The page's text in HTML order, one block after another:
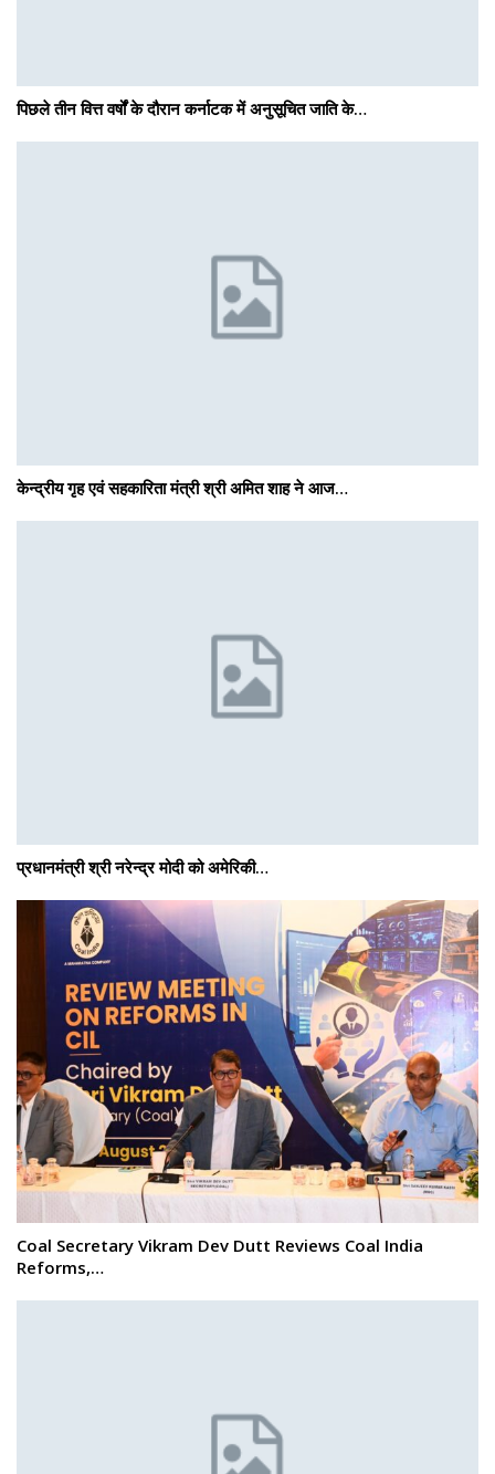
पिछले तीन वित्त वर्षों के दौरान कर्नाटक में अनुसूचित जाति के…
केन्द्रीय गृह एवं सहकारिता मंत्री श्री अमित शाह ने आज…
प्रधानमंत्री श्री नरेन्‍द्र मोदी को अमेरिकी…
Coal Secretary Vikram Dev Dutt Reviews Coal India
Reforms,…